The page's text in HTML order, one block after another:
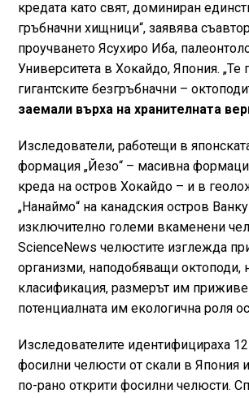
кредата като свят, доминиран
гръбначни хищници“, заявява
проучването Ясухиро Иба,
Университета в Хокайдо, Япония. „Те
гигантските безгръбначни –
заемали върха на хранителната
Изследователи, работещи в
формация „Йезо“ – масивна
креда на остров Хокайдо – и в
„Нанаймо“ на канадския остров
изключително големи вкаменени
ScienceNews челюстите изглежда
организми, наподобяващи октоподи,
класификация, размерът им
потенциалната им екологична роля
Изследователите идентифицираха
фосилни челюсти от скали в Япония
по-рано открити фосилни челюсти.